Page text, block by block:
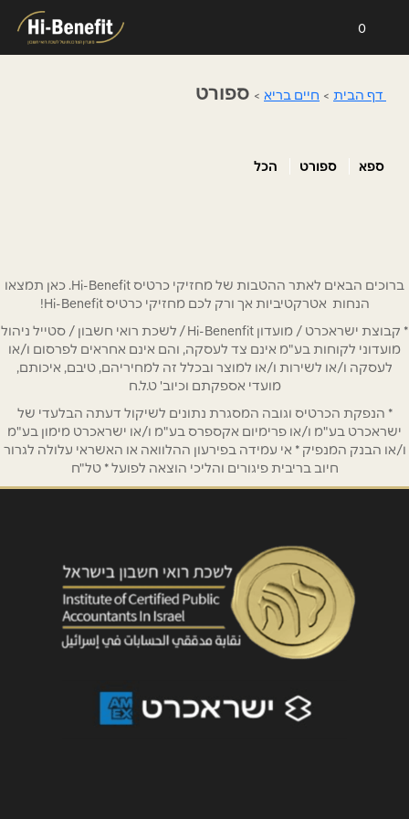
0
דף הבית > חיים בריא > ספורט
ספא ספורט הכל
ברוכים הבאים לאתר ההטבות של מחזיקי כרטיס Hi-Benefit. כאן תמצאו
הנחות אטרקטיביות אך ורק לכם מחזיקי כרטיס Hi-Benefit!
* קבוצת ישראכרט / מועדון Hi-Benenfit / לשכת רואי חשבון / סטייל ניהול
מועדוני לקוחות בע"מ אינם צד לעסקה, והם אינם אחראים לפרסום ו/או
לעסקה ו/או לשירות ו/או למוצר ובכלל זה למחיריהם, טיבם, איכותם,
מועדי אספקתם וכיוב' ט.ל.ח
* הנפקת הכרטיס וגובה המסגרת נתונים לשיקול דעתה הבלעדי של
ישראכרט בע"מ ו/או פרימיום אקספרס בע"מ ו/או ישראכרט מימון בע"מ
ו/או הבנק המנפיק * אי עמידה בפירעון ההלוואה או האשראי עלולה לגרור
חיוב בריבית פיגורים והליכי הוצאה לפועל * טל"ח